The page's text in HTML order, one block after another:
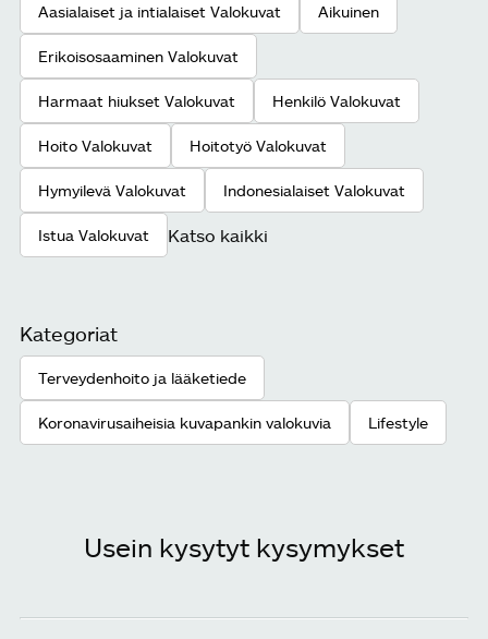
Aasialaiset ja intialaiset Valokuvat Aikuinen
Erikoisosaaminen Valokuvat
Harmaat hiukset Valokuvat Henkilö Valokuvat
Hoito Valokuvat Hoitotyö Valokuvat
Hymyilevä Valokuvat Indonesialaiset Valokuvat
Istua Valokuvat Katso kaikki
Kategoriat
Terveydenhoito ja lääketiede
Koronavirusaiheisia kuvapankin valokuvia Lifestyle
Usein kysytyt kysymykset